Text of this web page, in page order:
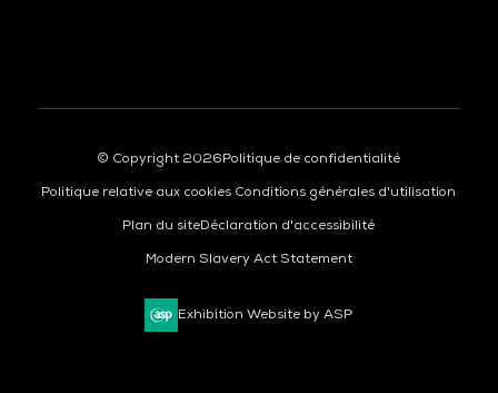
© Copyright 2026Politique de confidentialité
Politique relative aux cookies Conditions générales d'utilisation
Plan du siteDéclaration d'accessibilité
Modern Slavery Act Statement
Exhibition Website by ASP